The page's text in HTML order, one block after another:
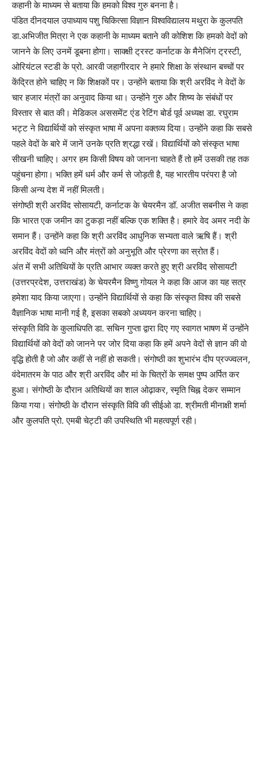
कहानी के माध्यम से बताया कि हमको विश्व गुरु बनना है।
पंडित दीनदयाल उपाध्याय पशु चिकित्सा विज्ञान विश्वविद्यालय मथुरा के कुलपति
डा.अभिजीत मित्रा ने एक कहानी के माध्यम बताने की कोशिश कि हमको वेदों को
जानने के लिए उनमें डूबना होगा। साक्क्षी ट्रस्ट कर्नाटक के मैनेजिंग ट्रस्टी,
ओरियंटल स्टडी के प्रो. आरवी जहागीरदार ने हमारे शिक्षा के संस्थान बच्चों पर
केंद्रित होने चाहिए न कि शिक्षकों पर। उन्होंने बताया कि श्री अरविंद ने वेदों के
चार हजार मंत्रों का अनुवाद किया था। उन्होंने गुरु और शिष्य के संबंधों पर
विस्तार से बात की। मेडिकल अससमेंट एंड रेटिंग बोर्ड पूर्व अध्यक्ष डा. रघुराम
भट्ट ने विद्यार्थियों को संस्कृत भाषा में अपना वक्तव्य दिया। उन्होंने कहा कि सबसे
पहले वेदों के बारे में जानें उनके प्रति श्रद्धा रखें। विद्यार्थियों को संस्कृत भाषा
सीखनी चाहिए। अगर हम किसी विषय को जानना चाहते हैं तो हमें उसकी तह तक
पहुंचना होगा। भक्ति हमें धर्म और कर्म से जोड़ती है, यह भारतीय परंपरा है जो
किसी अन्य देश में नहीं मिलती।
संगोष्ठी श्री अरविंद सोसायटी, कर्नाटक के चेयरमैन डॉ. अजीत सबनीस ने कहा
कि भारत एक जमीन का टुकड़ा नहीं बल्कि एक शक्ति है। हमारे वेद अमर नदी के
समान हैं। उन्होंने कहा कि श्री अरविंद आधुनिक सभ्यता वाले ऋषि हैं। श्री
अरविंद वेदों को ध्वनि और मंत्रों को अनुभूति और प्रेरणा का स्रोत हैं।
अंत में सभी अतिथियों के प्रति आभार व्यक्त करते हुए श्री अरविंद सोसायटी
(उत्तरप्रदेश, उत्तराखंड) के चेयरमैन विष्णु गोयल ने कहा कि आज का यह सत्र
हमेशा याद किया जाएगा। उन्होंने विद्यार्थियों से कहा कि संस्कृत विश्व की सबसे
वैज्ञानिक भाषा मानी गई है, इसका सबको अध्ययन करना चाहिए।
संस्कृति विवि के कुलाधिपति डा. सचिन गुप्ता द्वारा दिए गए स्वागत भाषण में उन्होंने
विद्यार्थियों को वेदों को जानने पर जोर दिया कहा कि हमें अपने वेदों से ज्ञान की वो
वृद्धि होती है जो और कहीं से नहीं हो सकती। संगोष्ठी का शुभारंभ दीप प्रज्ज्वलन,
वंदेमातरम के पाठ और श्री अरविंद और मां के चित्रों के समक्ष पुष्प अर्पित कर
हुआ। संगोष्ठी के दौरान अतिथियों का शाल ओढ़ाकर, स्मृति चिह्न देकर सम्मान
किया गया। संगोष्ठी के दौरान संस्कृति विवि की सीईओ डा. श्रीमती मीनाक्षी शर्मा
और कुलपति प्रो. एमबी चेट्टी की उपस्थिति भी महत्वपूर्ण रही।